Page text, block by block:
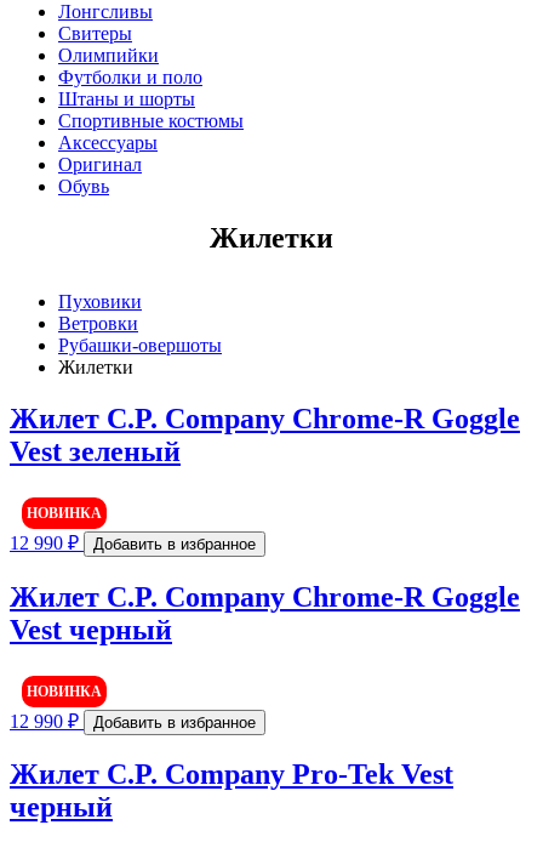
W 33 | RU 48
W 34 | RU 50
W 36 | RU 52
W 38 | RU 54
5000
10000
15000
20000
Лонгсливы
Свитеры
Олимпийки
Футболки и поло
Штаны и шорты
Спортивные костюмы
Аксессуары
Оригинал
Обувь
Жилетки
Пуховики
Ветровки
Рубашки-овершоты
Жилетки
Жилет C.P. Company Chrome-R Goggle
Vest зеленый
НОВИНКА
12 990 ₽ Добавить в избранное
Жилет C.P. Company Chrome-R Goggle
Vest черный
НОВИНКА
12 990 ₽ Добавить в избранное
Жилет C.P. Company Pro-Tek Vest
черный